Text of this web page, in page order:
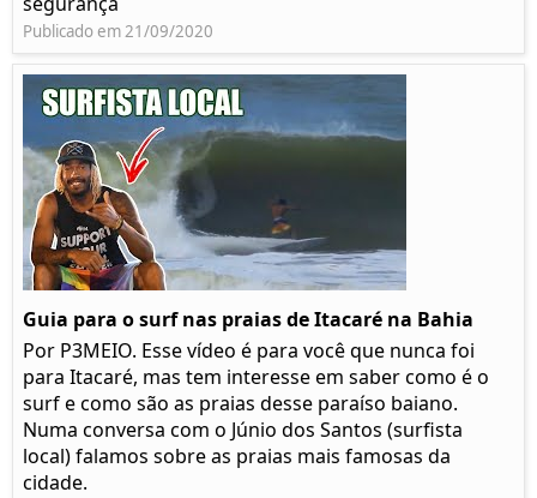
Publicado em 21/09/2020
Guia para o surf nas praias de Itacaré na Bahia
Por P3MEIO. Esse vídeo é para você que nunca foi
para Itacaré, mas tem interesse em saber como é o
surf e como são as praias desse paraíso baiano.
Numa conversa com o Júnio dos Santos (surfista
local) falamos sobre as praias mais famosas da
cidade.